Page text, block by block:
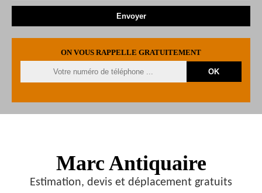
ON VOUS RAPPELLE GRATUITEMENT
Marc Antiquaire
Estimation, devis et déplacement gratuits